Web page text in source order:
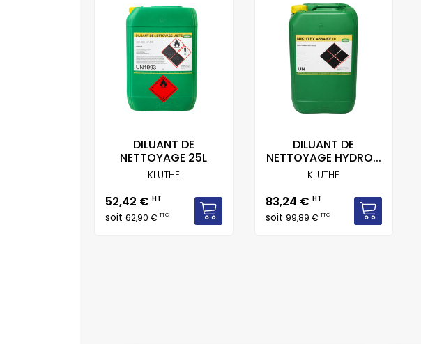
DILUANT DE
NETTOYAGE 25L
KLUTHE
Prix
52,42 € HT
soit 62,90 €TTC
DILUANT DE
NETTOYAGE HYDRO...
KLUTHE
Prix
83,24 € HT
soit 99,89 €TTC